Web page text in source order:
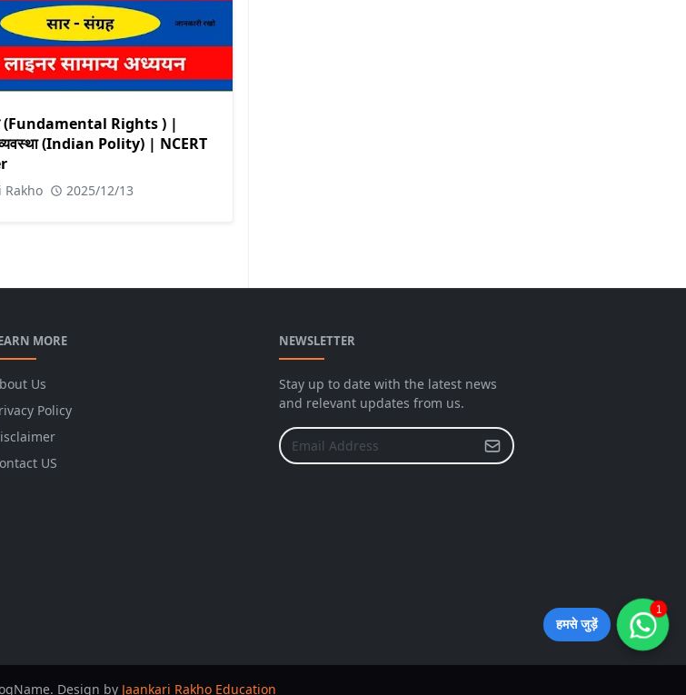
(Fundamental Rights ) |
(Indian Polity) | NCERT
Rakho 2025/12/13
MORE
Us
Policy
US
NEWSLETTER
Stay up to date with the latest news
and relevant updates from us.
Design by Jaankari Rakho Education
हमसे जुड़ें
1